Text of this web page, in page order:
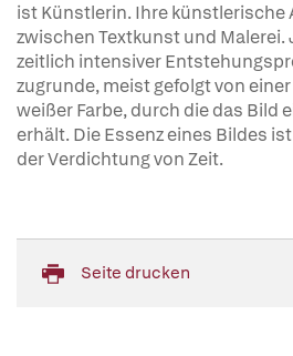
ist Künstlerin. Ihre künstlerische
zwischen Textkunst und Malerei.
zeitlich intensiver
zugrunde, meist gefolgt von
weißer Farbe, durch die das Bild
erhält. Die Essenz eines Bildes
der Verdichtung von Zeit.
Seite drucken